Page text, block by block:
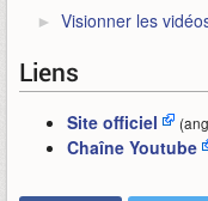
Visionner les
Liens
Site officiel
Chaîne Youtube